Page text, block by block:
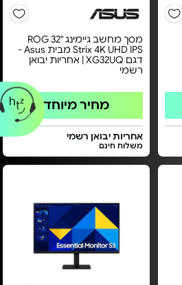
מסך מחשב גיימינג ''32 ROG
Strix 4K UHD IPS מבית Asus -
דגם XG32UQ | אחריות יבואן
רשמי
מחיר מיוחד
אחריות יבואן רשמי
משלוח חינם